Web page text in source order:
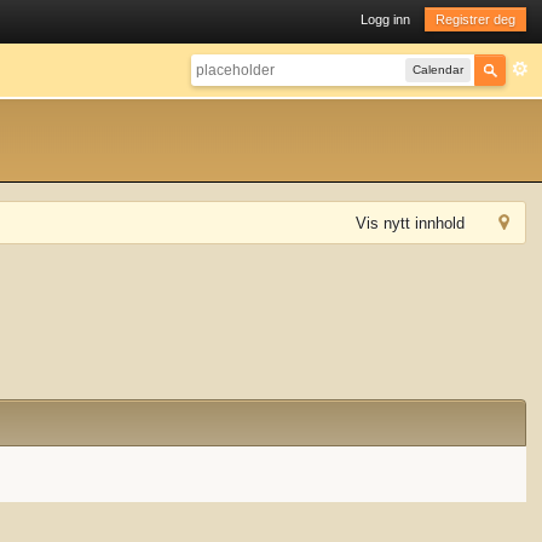
Logg inn Registrer deg
Calendar
Vis nytt innhold